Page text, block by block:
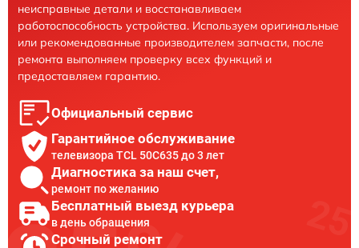
неисправные детали и восстанавливаем
работоспособность устройства. Используем оригинальные
или рекомендованные производителем запчасти, после
ремонта выполняем проверку всех функций и
предоставляем гарантию.
Официальный сервис
Гарантийное обслуживание
телевизора TCL 50C635 до 3 лет
Диагностика за наш счет,
ремонт по желанию
Бесплатный выезд курьера
в день обращения
Срочный ремонт